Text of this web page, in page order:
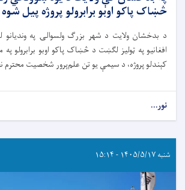
څښاک پاکو اوبو برابرولو پروژه پیل شوه
افغانیو په ټولیز لګښت د څښاک پاکو اوبو برابرولو
کېندلو پروژه، د سیمې یو تن علم‌پرور شخصیت محترم
نور...
شنبه ۱۴۰۵/۵/۱۷ - ۱۵:۱۴